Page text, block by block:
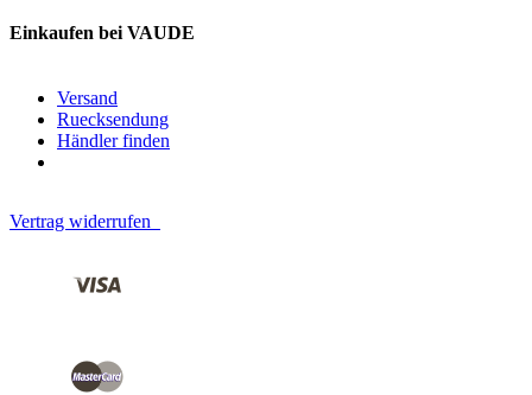
Einkaufen bei VAUDE
Versand
Ruecksendung
Händler finden
Vertrag widerrufen